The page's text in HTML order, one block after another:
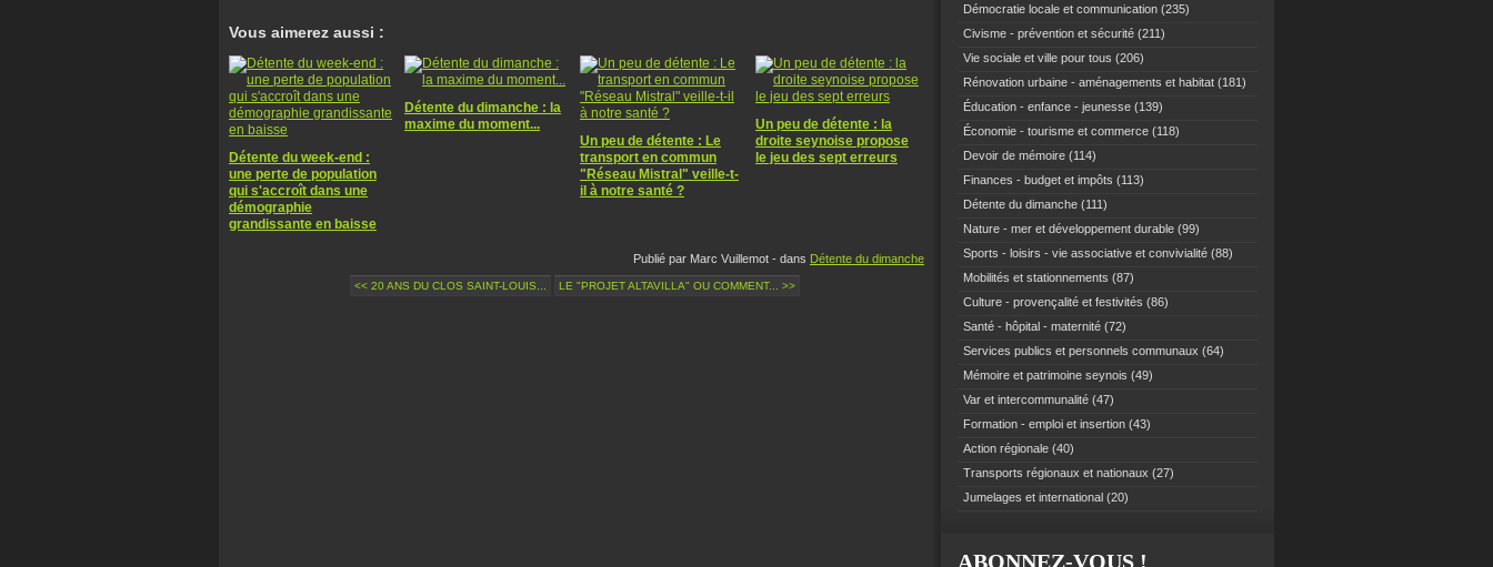
Vous aimerez aussi :
Détente du week-end :
une perte de population
qui s'accroît dans une
démographie
grandissante en baisse
Détente du dimanche : la
maxime du moment...
Un peu de détente : Le
transport en commun
"Réseau Mistral" veille-t-
il à notre santé ?
Un peu de détente : la
droite seynoise propose
le jeu des sept erreurs
Publié par Marc Vuillemot - dans Détente du dimanche
<< 20 ANS DU CLOS SAINT-LOUIS... LE "PROJET ALTAVILLA" OU COMMENT... >>
Démocratie locale et communication (235)
Civisme - prévention et sécurité (211)
Vie sociale et ville pour tous (206)
Rénovation urbaine - aménagements et habitat (181)
Éducation - enfance - jeunesse (139)
Économie - tourisme et commerce (118)
Devoir de mémoire (114)
Finances - budget et impôts (113)
Détente du dimanche (111)
Nature - mer et développement durable (99)
Sports - loisirs - vie associative et convivialité (88)
Mobilités et stationnements (87)
Culture - provençalité et festivités (86)
Santé - hôpital - maternité (72)
Services publics et personnels communaux (64)
Mémoire et patrimoine seynois (49)
Var et intercommunalité (47)
Formation - emploi et insertion (43)
Action régionale (40)
Transports régionaux et nationaux (27)
Jumelages et international (20)
ABONNEZ-VOUS !